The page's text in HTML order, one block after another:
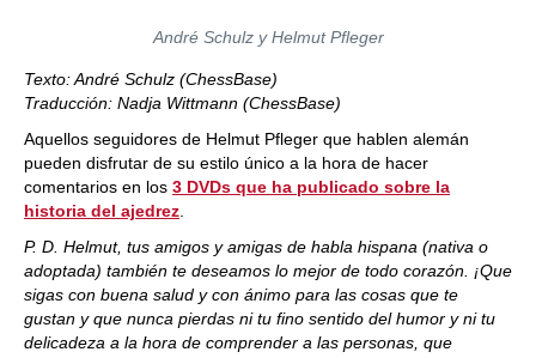
André Schulz y Helmut Pfleger
Texto: André Schulz (ChessBase)
Traducción: Nadja Wittmann (ChessBase)
Aquellos seguidores de Helmut Pfleger que hablen alemán
pueden disfrutar de su estilo único a la hora de hacer
comentarios en los 3 DVDs que ha publicado sobre la
historia del ajedrez
P. D. Helmut, tus amigos y amigas de habla hispana (nativa o
adoptada) también te deseamos lo mejor de todo corazón. ¡Que
sigas con buena salud y con ánimo para las cosas que te
gustan y que nunca pierdas ni tu fino sentido del humor y ni tu
delicadeza a la hora de comprender a las personas, que